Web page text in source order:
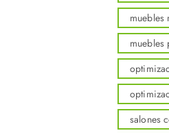
muebles
muebles
salones